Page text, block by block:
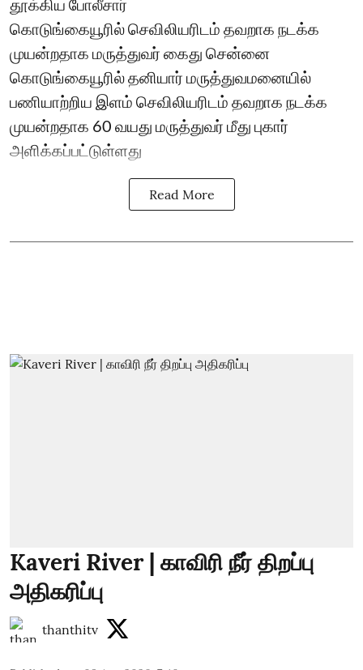
தூக்கிய போலீசார்
கொடுங்கையூரில் செவிலியரிடம் தவறாக நடக்க
முயன்றதாக மருத்துவர் கைது சென்னை
கொடுங்கையூரில் தனியார் மருத்துவமனையில்
பணியாற்றிய இளம் செவிலியரிடம் தவறாக நடக்க
முயன்றதாக 60 வயது மருத்துவர் மீது புகார்
அளிக்கப்பட்டுள்ளது
Read More
Kaveri River | காவிரி நீர் திறப்பு
அதிகரிப்பு
thanthitv